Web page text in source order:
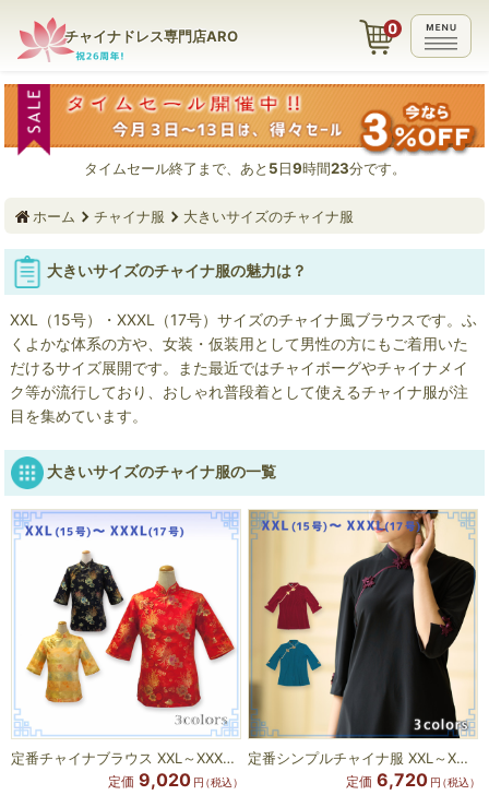
チャイナドレス専門店ARO
タイムセール終了まで、あと 5日9時間23分です。
ホーム チャイナ服 大きいサイズのチャイナ服
大きいサイズのチャイナ服の魅力は？
XXL（15号）・XXXL（17号）サイズのチャイナ風ブラウスです。ふ
くよかな体系の方や、女装・仮装用として男性の方にもご着用いた
だけるサイズ展開です。また最近ではチャイボーグやチャイナメイ
ク等が流行しており、おしゃれ普段着として使えるチャイナ服が注
目を集めています。
大きいサイズのチャイナ服の一覧
定番チャイナブラウス XXL～XXXLサイズ
定価 9,020円（税込）
定番シンプルチャイナ服 XXL～XXXLサイズ
定価 6,720円（税込）